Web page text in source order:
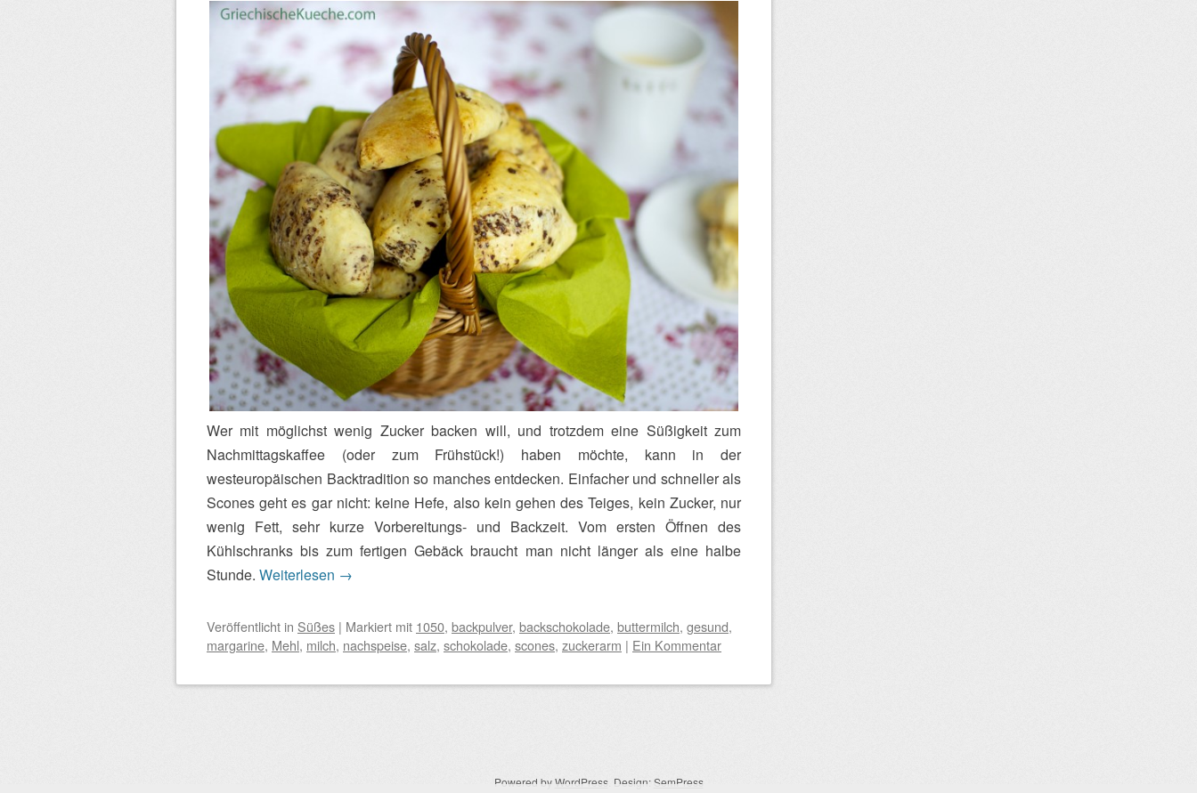
Wer mit möglichst wenig Zucker backen will, und trotzdem eine Süßigkeit zum
Nachmittagskaffee (oder zum Frühstück!) haben möchte, kann in der
westeuropäischen Backtradition so manches entdecken. Einfacher und schneller als
Scones geht es gar nicht: keine Hefe, also kein gehen des Teiges, kein Zucker, nur
wenig Fett, sehr kurze Vorbereitungs- und Backzeit. Vom ersten Öffnen des
Kühlschranks bis zum fertigen Gebäck braucht man nicht länger als eine halbe
Stunde. Weiterlesen →
Veröffentlicht in Süßes | Markiert mit 1050, backpulver, backschokolade, buttermilch, gesund,
margarine, Mehl, milch, nachspeise, salz, schokolade, scones, zuckerarm | Ein Kommentar
Powered byWordPress. Design: SemPress